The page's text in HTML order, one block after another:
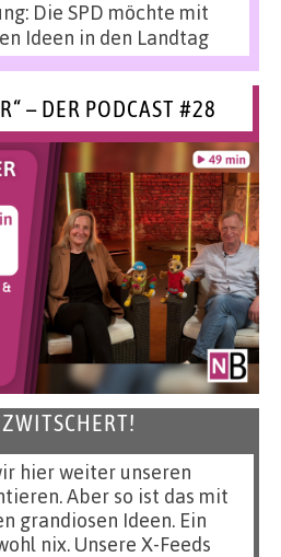
Die SPD möchte mit
Ideen in den Landtag
– DER PODCAST #28
hier weiter unseren
Aber so ist das mit
grandiosen Ideen. Ein
nix. Unsere X-Feeds